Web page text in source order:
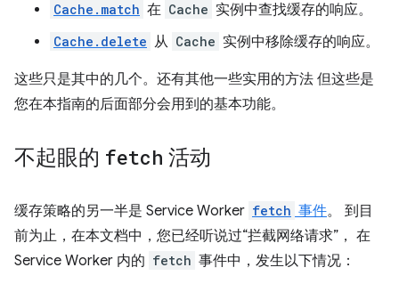
Cache.match 在 Cache 实例中查找缓存的响应。
Cache.delete 从 Cache 实例中移除缓存的响应。
这些只是其中的几个。还有其他一些实用的方法 但这些是
您在本指南的后面部分会用到的基本功能。
不起眼的 fetch 活动
缓存策略的另一半是 Service Worker fetch 事件。 到目
前为止，在本文档中，您已经听说过“拦截网络请求”， 在
Service Worker 内的 fetch 事件中，发生以下情况：